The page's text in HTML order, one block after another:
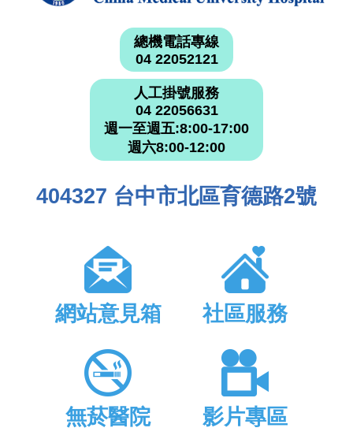
總機電話專線
04 22052121
人工掛號服務
04 22056631
週一至週五:8:00-17:00
週六8:00-12:00
404327 台中市北區育德路2號
網站意見箱 社區服務
無菸醫院 影片專區